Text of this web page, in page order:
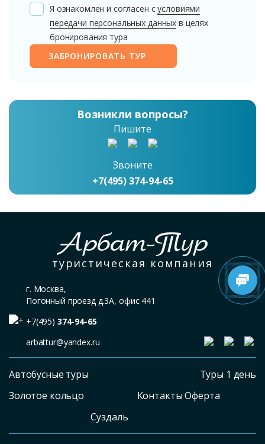
Я ознакомлен и согласен сусловиями
передачи персональных данных в целях
бронирования тура
ЗАБРОНИРОВАТЬ ТУР
Возникли вопросы?
Пишите
Звоните
+7(495) 374-94-65
Арбат-Тур
туристическая компания
г. Москва,
Погонный проезд д.3А, офис 441
+7(495) 374-94-65
arbattur@yandex.ru
Автобусные туры
Золотое кольцо
Суздаль
Туры 1 день
Контакты Оферта